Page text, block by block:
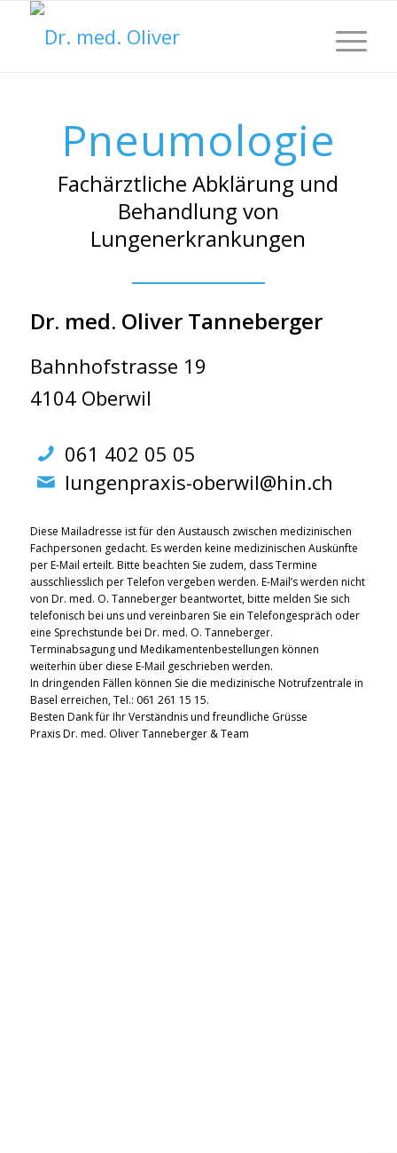
Pneumologie
Fachärztliche Abklärung und
Behandlung von
Lungenerkrankungen
Dr. med. Oliver Tanneberger
Bahnhofstrasse 19
4104 Oberwil
061 402 05 05
lungenpraxis-oberwil@hin.ch
Diese Mailadresse ist für den Austausch zwischen medizinischen
Fachpersonen gedacht. Es werden keine medizinischen Auskünfte
per E-Mail erteilt. Bitte beachten Sie zudem, dass Termine
ausschliesslich per Telefon vergeben werden. E-Mail’s werden nicht
von Dr. med. O. Tanneberger beantwortet, bitte melden Sie sich
telefonisch bei uns und vereinbaren Sie ein Telefongespräch oder
eine Sprechstunde bei Dr. med. O. Tanneberger.
Terminabsagung und Medikamentenbestellungen können
weiterhin über diese E-Mail geschrieben werden.
In dringenden Fällen können Sie die medizinische Notrufzentrale in
Basel erreichen, Tel.: 061 261 15 15.
Besten Dank für Ihr Verständnis und freundliche Grüsse
Praxis Dr. med. Oliver Tanneberger & Team